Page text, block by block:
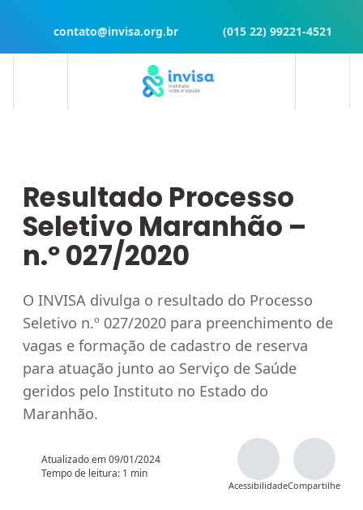
contato@invisa.org.br (015 22) 99221-4521
Resultado Processo
Seletivo Maranhão –
n.º 027/2020
O INVISA divulga o resultado do Processo
Seletivo n.º 027/2020 para preenchimento de
vagas e formação de cadastro de reserva
para atuação junto ao Serviço de Saúde
geridos pelo Instituto no Estado do
Maranhão.
Atualizado em09/01/2024
Tempo de leitura: 1 min
AcessibilidadeCompartilhe